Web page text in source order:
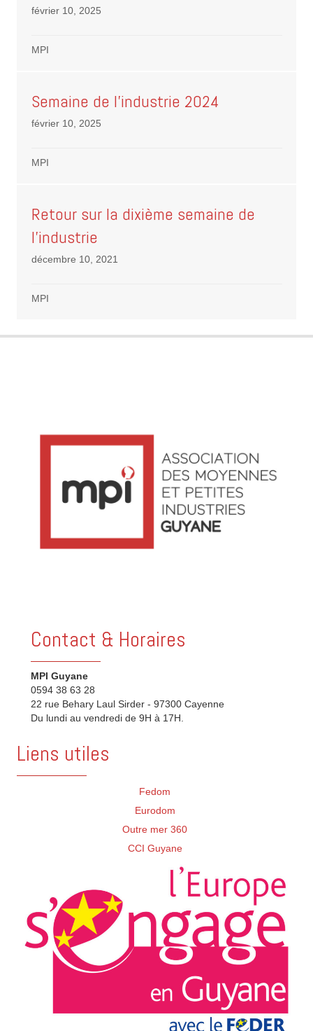
février 10, 2025
MPI
Semaine de l’industrie 2024
février 10, 2025
MPI
Retour sur la dixième semaine de
l’industrie
décembre 10, 2021
MPI
Contact & Horaires
MPI Guyane
0594 38 63 28
22 rue Behary Laul Sirder - 97300 Cayenne
Du lundi au vendredi de 9H à 17H.
Liens utiles
Fedom
Eurodom
Outre mer 360
CCI Guyane